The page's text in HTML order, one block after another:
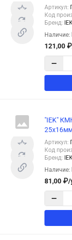
Артикул:
Код
Бренд:
Наличие:
121,00 ₽
−
"IEK"
Артикул:
Код
Бренд:
Наличие:
81,00 ₽/
−